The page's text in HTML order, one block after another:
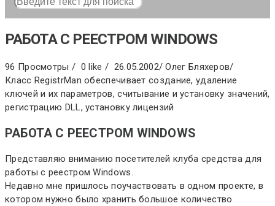
РАБОТА С РЕЕСТРОМ WINDOWS
96 Просмотры / 0 like / 26.05.2002/ Олег Бляхеров/
Класс RegistrMan обеспечивает создание, удаление
ключей и их параметров, считывание и установку значений,
регистрацию DLL, установку лицензий
РАБОТА С РЕЕСТРОМ WINDOWS
Представляю вниманию посетителей клуба средства для
работы с реестром Windows.
Недавно мне пришлось поучаствовать в одном проекте, в
котором нужно было хранить большое количество